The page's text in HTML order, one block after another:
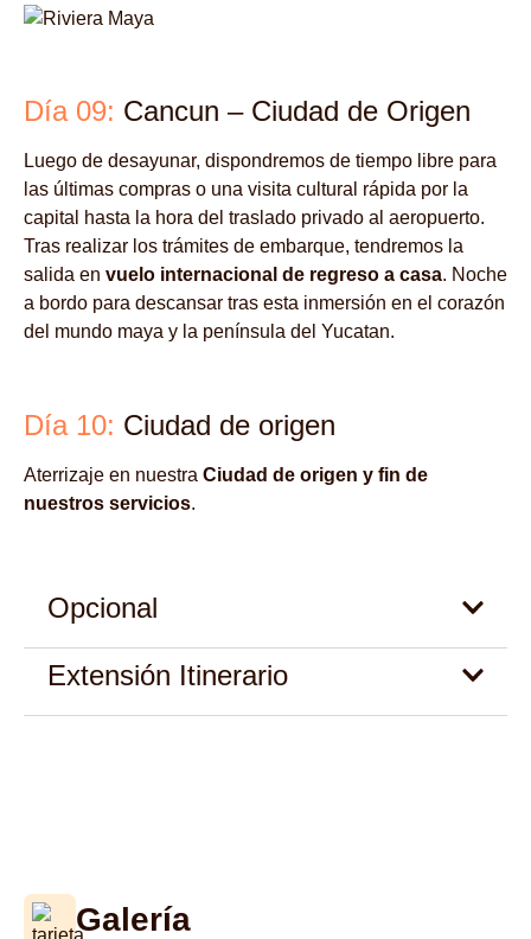
Día 09: Cancun – Ciudad de Origen
Luego de desayunar, dispondremos de tiempo libre para
las últimas compras o una visita cultural rápida por la
capital hasta la hora del traslado privado al aeropuerto.
Tras realizar los trámites de embarque, tendremos la
salida en vuelo internacional de regreso a casa. Noche
a bordo para descansar tras esta inmersión en el corazón
del mundo maya y la península del Yucatan.
Día 10: Ciudad de origen
Aterrizaje en nuestra Ciudad de origen y fin de
nuestros servicios.
Opcional
Extensión Itinerario
Galería